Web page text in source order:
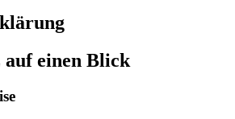
auf einen Blick